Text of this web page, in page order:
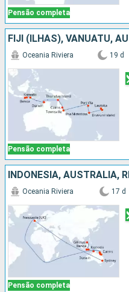
Pensão completa
Pensão completa
Oceania Riviera 19 d
INDONÉSIA, AUSTRALIA,
Pensão completa
Oceania Riviera 17 d